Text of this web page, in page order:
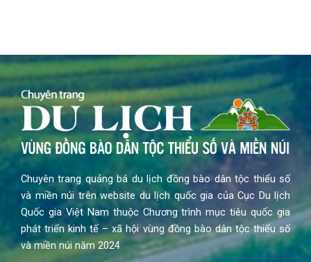
Chuyên trang quảng bá du lịch đồng bào dân tộc thiểu số
và miền núi trên website du lịch quốc gia của Cục Du lịch
Quốc gia Việt Nam thuộc Chương trình mục tiêu quốc gia
phát triển kinh tế – xã hội vùng đồng bào dân tộc thiểu số
và miền núi năm 2024